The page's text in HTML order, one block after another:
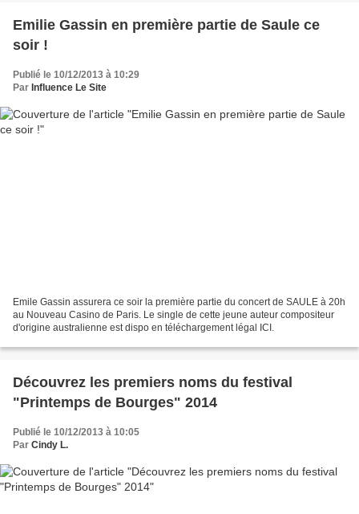
Emilie Gassin en première partie de Saule ce
soir !
Publié le 10/12/2013 à 10:29
Par Influence Le Site
Emile Gassin assurera ce soir la première partie du concert de SAULE à 20h
au Nouveau Casino de Paris. Le single de cette jeune auteur compositeur
d'origine australienne est dispo en téléchargement légal ICI.
Découvrez les premiers noms du festival
"Printemps de Bourges" 2014
Publié le 10/12/2013 à 10:05
Par Cindy L.